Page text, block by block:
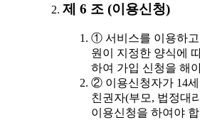
제 6 조 (이용신청)
① 서비스를 이용하고
원이 지정한 양식에
하여 가입 신청을 해
② 이용신청자가 14
친권자(부모, 법정대
이용신청을 하여야